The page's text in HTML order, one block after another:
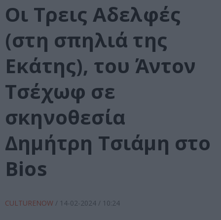
Οι Τρεις Αδελφές
(στη σπηλιά της
Εκάτης), του Άντον
Τσέχωφ σε
σκηνοθεσία
Δημήτρη Τσιάμη στο
Bios
CULTURENOW / 14-02-2024 / 10:24